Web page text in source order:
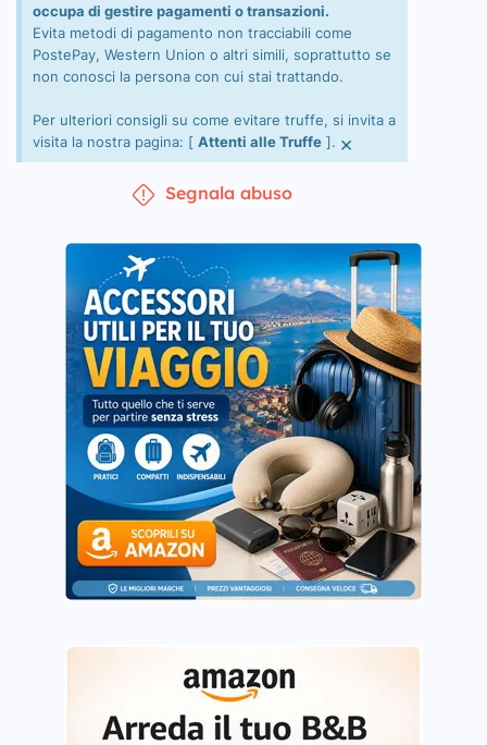
occupa di gestire pagamenti o transazioni.
Evita metodi di pagamento non tracciabili come
PostePay, Western Union o altri simili, soprattutto se
non conosci la persona con cui stai trattando.
Per ulteriori consigli su come evitare truffe, si invita a
visita la nostra pagina: [ Attenti alle Truffe ]. ×
Segnala abuso